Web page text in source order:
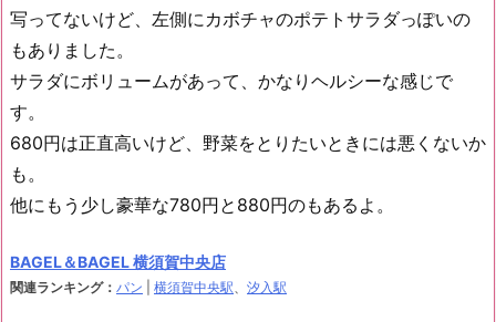
写ってないけど、左側にカボチャのポテトサラダっぽいの
もありました。
サラダにボリュームがあって、かなりヘルシーな感じで
す。
680円は正直高いけど、野菜をとりたいときには悪くないか
も。
他にもう少し豪華な780円と880円のもあるよ。
BAGEL＆BAGEL 横須賀中央店
関連ランキング： パン 横須賀中央駅、 汐入駅